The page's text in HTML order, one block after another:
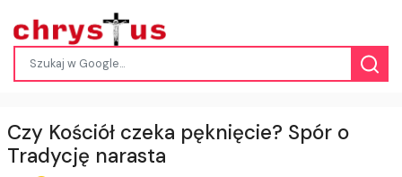
Czy Kościół czeka pęknięcie? Spór o
Tradycję narasta